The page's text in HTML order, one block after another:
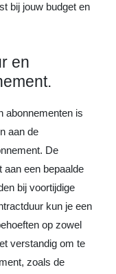
bij jouw budget en
en
abonnementen is
aan de
De
aan een bepaalde
bij voortijdige
kun je een
op zowel
verstandig om te
zoals de